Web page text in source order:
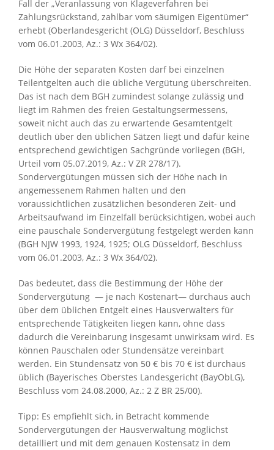
Fall der „Veranlassung von Klageverfahren bei
Zahlungsrückstand, zahlbar vom säumigen Eigentümer“
erhebt (Oberlandesgericht (OLG) Düsseldorf, Beschluss
vom 06.01.2003, Az.: 3 Wx 364/02).
Die Höhe der separaten Kosten darf bei einzelnen
Teilentgelten auch die übliche Vergütung überschreiten.
Das ist nach dem BGH zumindest solange zulässig und
liegt im Rahmen des freien Gestaltungsermessens,
soweit nicht auch das zu erwartende Gesamtentgelt
deutlich über den üblichen Sätzen liegt und dafür keine
entsprechend gewichtigen Sachgründe vorliegen (BGH,
Urteil vom 05.07.2019, Az.: V ZR 278/17).
Sondervergütungen müssen sich der Höhe nach in
angemessenem Rahmen halten und den
voraussichtlichen zusätzlichen besonderen Zeit- und
Arbeitsaufwand im Einzelfall berücksichtigen, wobei auch
eine pauschale Sondervergütung festgelegt werden kann
(BGH NJW 1993, 1924, 1925; OLG Düsseldorf, Beschluss
vom 06.01.2003, Az.: 3 Wx 364/02).
Das bedeutet, dass die Bestimmung der Höhe der
Sondervergütung — je nach Kostenart— durchaus auch
über dem üblichen Entgelt eines Hausverwalters für
entsprechende Tätigkeiten liegen kann, ohne dass
dadurch die Vereinbarung insgesamt unwirksam wird. Es
können Pauschalen oder Stundensätze vereinbart
werden. Ein Stundensatz von 50 € bis 70 € ist durchaus
üblich (Bayerisches Oberstes Landesgericht (BayObLG),
Beschluss vom 24.08.2000, Az.: 2 Z BR 25/00).
Tipp: Es empfiehlt sich, in Betracht kommende
Sondervergütungen der Hausverwaltung möglichst
detailliert und mit dem genauen Kostensatz in dem